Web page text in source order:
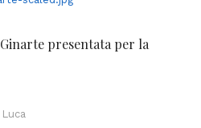
presentata per la